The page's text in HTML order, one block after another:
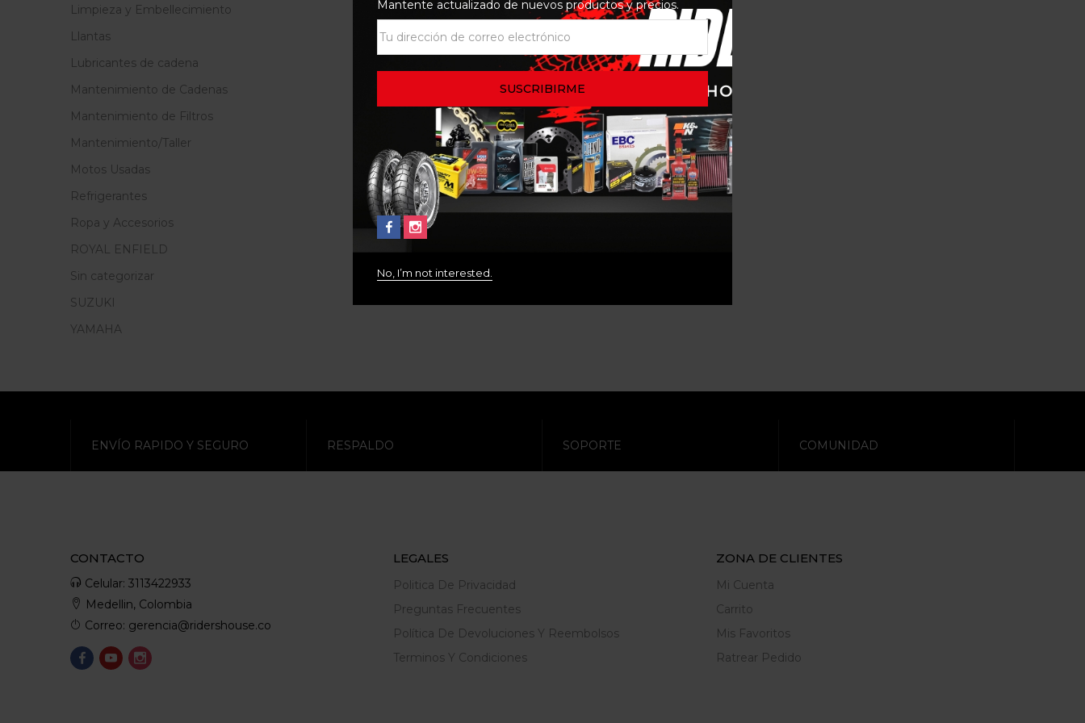
Limpieza y Embellecimiento
Llantas
Lubricantes de cadena
Mantenimiento de Cadenas
Mantenimiento de Filtros
Mantenimiento/Taller
Motos Usadas
Refrigerantes
Ropa y Accesorios
ROYAL ENFIELD
Sin categorizar
SUZUKI
YAMAHA
Mantente actualizado de nuevos productos y precios.
No, I’m not interested.
ENVÍO RAPIDO Y SEGURO RESPALDO SOPORTE COMUNIDAD
CONTACTO
Celular: 3113422933
Medellin, Colombia
Correo: gerencia@ridershouse.co
LEGALES
Politica De Privacidad
Preguntas Frecuentes
Política De Devoluciones Y Reembolsos
Terminos Y Condiciones
ZONA DE CLIENTES
Mi Cuenta
Carrito
Mis Favoritos
Ratrear Pedido